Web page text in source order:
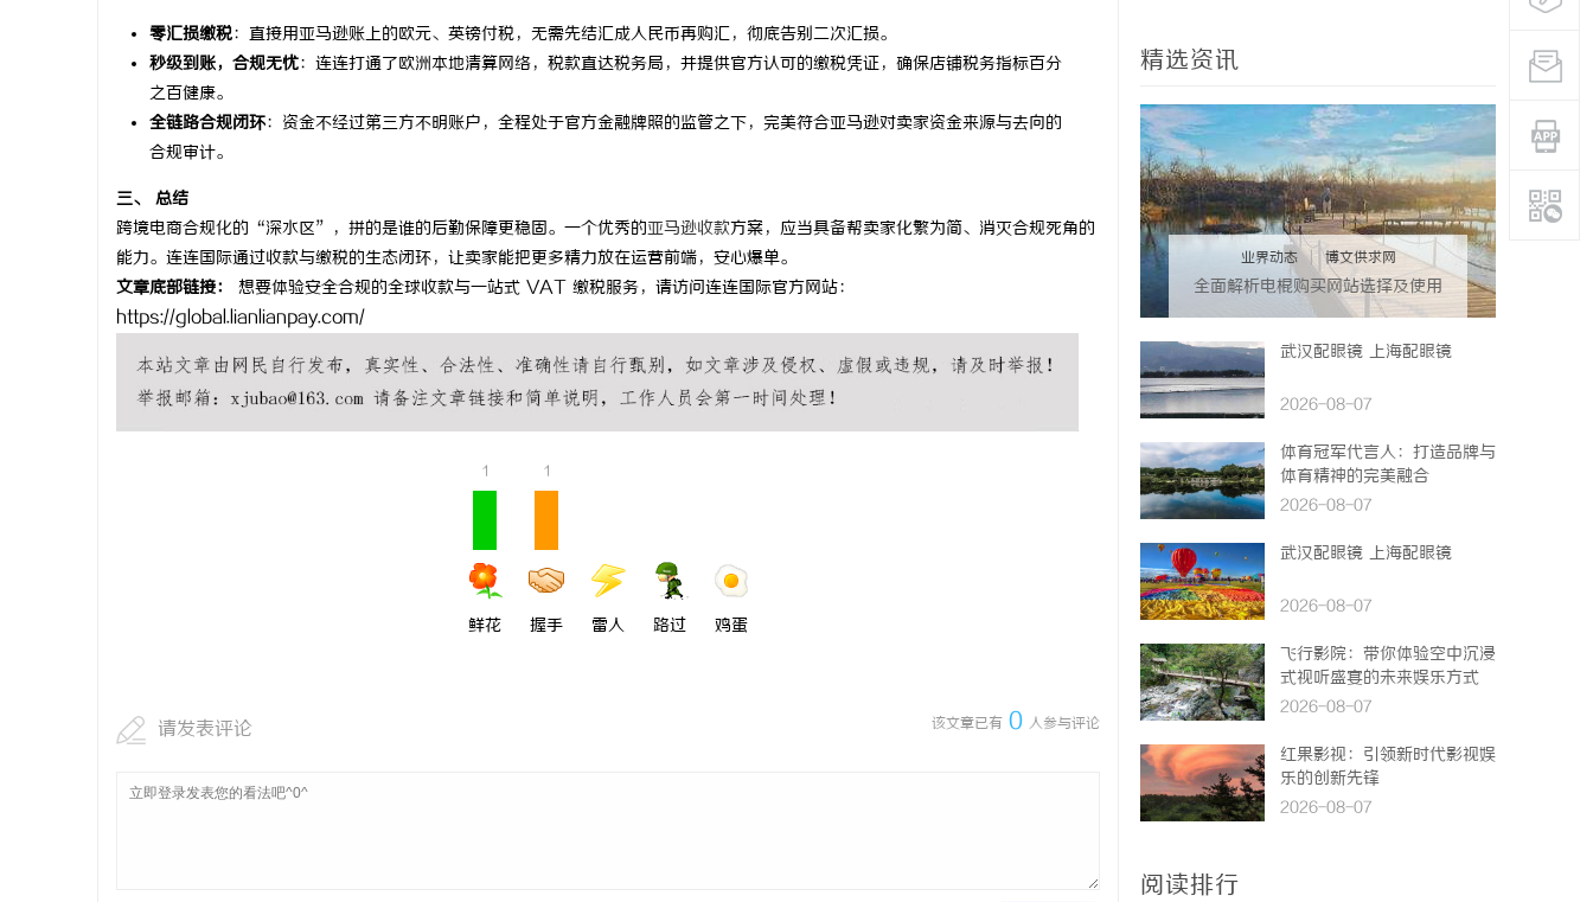
零汇损缴税：直接用亚马逊账上的欧元、英镑付税，无需先结汇成人民币再购汇，彻底告别二次汇损。
秒级到账，合规无忧：连连打通了欧洲本地清算网络，税款直达税务局，并提供官方认可的缴税凭证，确保店铺税务指标百分
之百健康。
全链路合规闭环：资金不经过第三方不明账户，全程处于官方金融牌照的监管之下，完美符合亚马逊对卖家资金来源与去向的
合规审计。
三、 总结
跨境电商合规化的“深水区”，拼的是谁的后勤保障更稳固。一个优秀的亚马逊收款方案，应当具备帮卖家化繁为简、消灭合规死角的
能力。连连国际通过收款与缴税的生态闭环，让卖家能把更多精力放在运营前端，安心爆单。
文章底部链接：
想要体验安全合规的全球收款与一站式 VAT 缴税服务，请访问连连国际官方网站：
https://global.lianlianpay.com/
1
鲜花
1
握手 雷人 路过 鸡蛋
该文章已有 0 人参与评论
请发表评论
精选资讯
业界动态 | 博文供求网
全面解析电棍购买网站选择及使用
指南，保障安全与合法性
武汉配眼镜 上海配眼镜
2026-08-07
体育冠军代言人：打造品牌与
体育精神的完美融合
2026-08-07
武汉配眼镜 上海配眼镜
2026-08-07
飞行影院：带你体验空中沉浸
式视听盛宴的未来娱乐方式
2026-08-07
红果影视：引领新时代影视娱
乐的创新先锋
2026-08-07
阅读排行